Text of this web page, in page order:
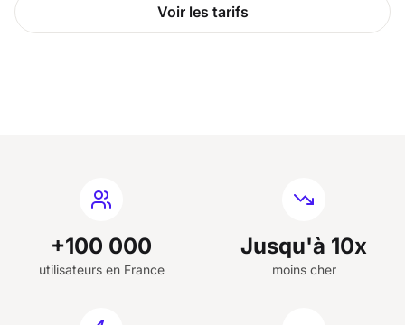
Voir les tarifs
+100 000
utilisateurs en France
Jusqu'à 10x
moins cher